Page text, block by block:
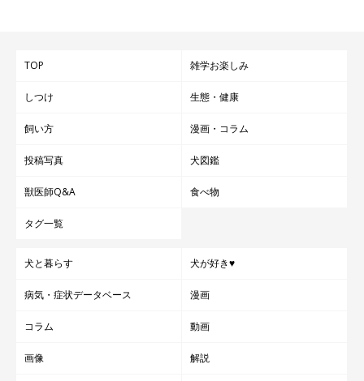
TOP 雑学お楽しみ
しつけ 生態・健康
飼い方 漫画・コラム
投稿写真 犬図鑑
獣医師Q&A 食べ物
タグ一覧
犬と暮らす 犬が好き♥
病気・症状データベース 漫画
コラム 動画
画像 解説